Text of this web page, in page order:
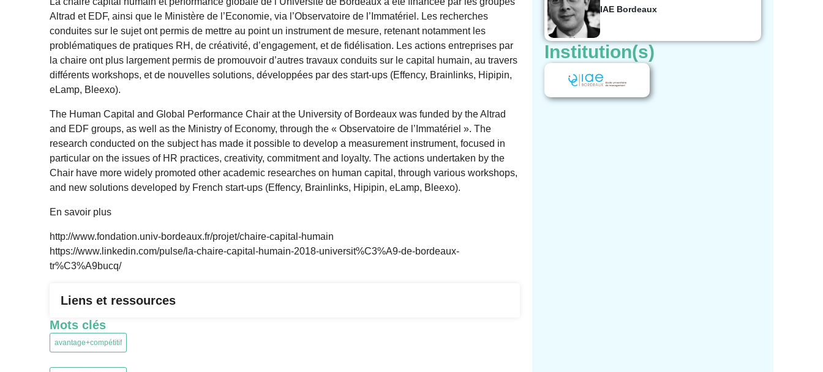
Altrad et EDF, ainsi que le Ministère de l’Economie, via l’Observatoire de l’Immatériel. Les recherches
conduites sur le sujet ont permis de mettre au point un instrument de mesure, retenant notamment les
problématiques de pratiques RH, de créativité, d’engagement, et de fidélisation. Les actions entreprises par
la chaire ont plus largement permis de promouvoir d’autres travaux conduits sur le capital humain, au travers
différents workshops, et de nouvelles solutions, développées par des start-ups (Effency, Brainlinks, Hipipin,
eLamp, Bleexo).
The Human Capital and Global Performance Chair at the University of Bordeaux was funded by the Altrad
and EDF groups, as well as the Ministry of Economy, through the « Observatoire de l’Immatériel ». The
research conducted on the subject has made it possible to develop a measurement instrument, focused in
particular on the issues of HR practices, creativity, commitment and loyalty. The actions undertaken by the
Chair have more widely promoted other academic researches on human capital, through various workshops,
and new solutions developed by French start-ups (Effency, Brainlinks, Hipipin, eLamp, Bleexo).
En savoir plus
http://www.fondation.univ-bordeaux.fr/projet/chaire-capital-humain
https://www.linkedin.com/pulse/la-chaire-capital-humain-2018-universit%C3%A9-de-bordeaux-
tr%C3%A9bucq/
Liens et ressources
Mots clés
avantage+compétitif
IAE Bordeaux
Institution(s)